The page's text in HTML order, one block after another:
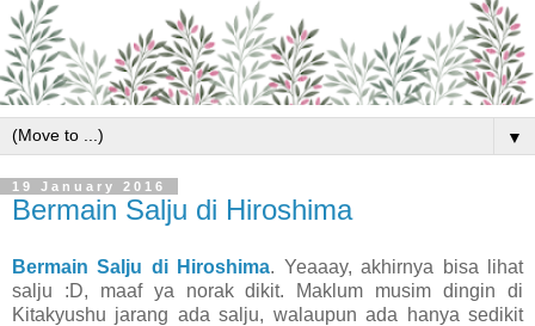
▼
19 January 2016
Bermain Salju di Hiroshima
Bermain Salju di Hiroshima. Yeaaay, akhirnya bisa lihat
salju :D, maaf ya norak dikit. Maklum musim dingin di
Kitakyushu jarang ada salju, walaupun ada hanya sedikit